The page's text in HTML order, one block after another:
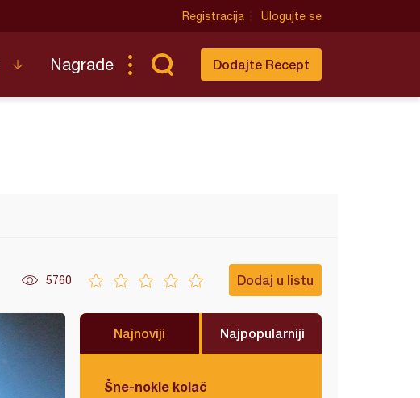
Registracija Ulogujte se
Nagrade Dodajte Recept
5760 Dodaj u listu
Najnoviji Najpopularniji
Šne-nokle kolač